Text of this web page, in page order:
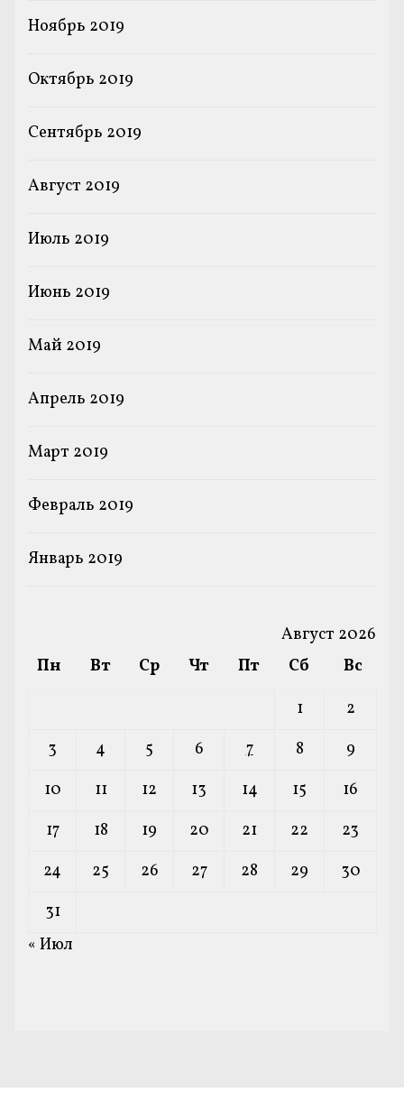
Ноябрь 2019
Октябрь 2019
Сентябрь 2019
Август 2019
Июль 2019
Июнь 2019
Май 2019
Апрель 2019
Март 2019
Февраль 2019
Январь 2019
Август 2026
Пн
Вт Ср Чт Пт Сб
Вс
1
2
3
4 5 6 7 8
9
10
11 12 13 14 15
16
17
18 19 20 21 22
23
24
25 26 27 28 29
30
31
« Июл